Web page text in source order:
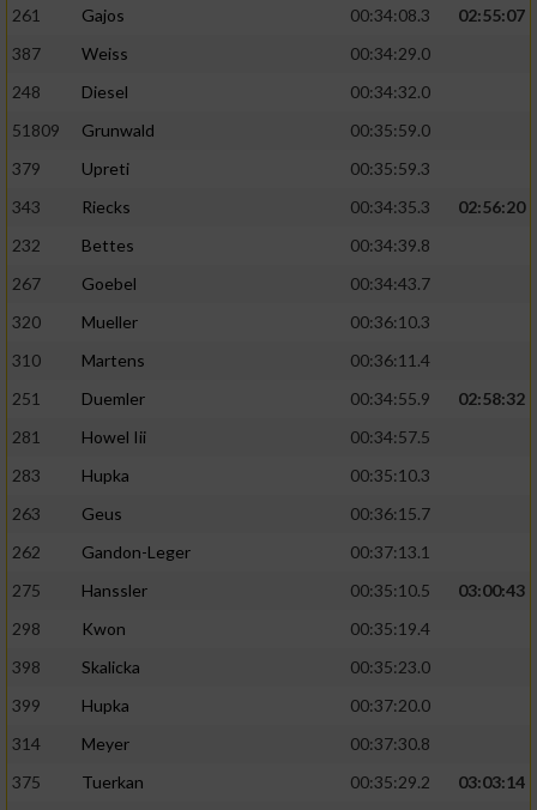
261
Gajos 00:34:08.3
02:55:07
387
Weiss
00:34:29.0
248
Diesel
00:34:32.0
51809
Grunwald
00:35:59.0
379
Upreti
00:35:59.3
343
Riecks 00:34:35.3
02:56:20
232
Bettes
00:34:39.8
267
Goebel
00:34:43.7
320
Mueller
00:36:10.3
310
Martens
00:36:11.4
251
Duemler 00:34:55.9
02:58:32
281
Howel Iii
00:34:57.5
283
Hupka
00:35:10.3
263
Geus
00:36:15.7
262
Gandon-Leger
00:37:13.1
275
Hanssler 00:35:10.5
03:00:43
298
Kwon
00:35:19.4
398
Skalicka
00:35:23.0
399
Hupka
00:37:20.0
314
Meyer
00:37:30.8
375
Tuerkan 00:35:29.2
03:03:14